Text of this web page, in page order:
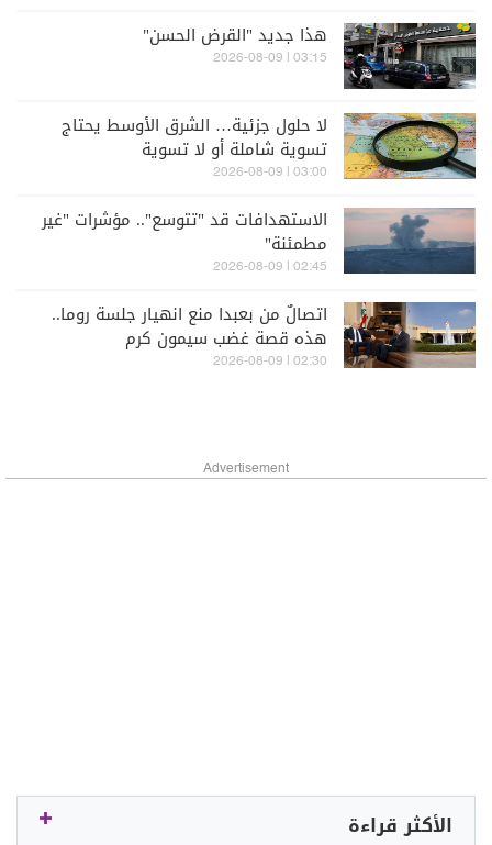
هذا جديد "القرض الحسن"
03:15 | 2026-08-09
لا حلول جزئية… الشرق الأوسط يحتاج
تسوية شاملة أو لا تسوية
03:00 | 2026-08-09
الاستهدافات قد "تتوسع".. مؤشرات "غير
مطمئنة"
02:45 | 2026-08-09
اتصالٌ من بعبدا منع انهيار جلسة روما..
هذه قصة غضب سيمون كرم
02:30 | 2026-08-09
Advertisement
الأكثر قراءة